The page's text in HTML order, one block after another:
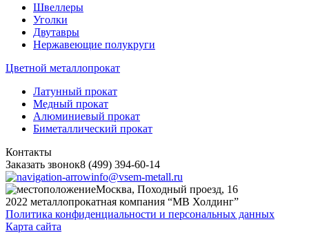
Швеллеры
Уголки
Двутавры
Нержавеющие полукруги
Цветной металлопрокат
Латунный прокат
Медный прокат
Алюминиевый прокат
Биметаллический прокат
Контакты
Заказать звонок8 (499) 394-60-14
info@vsem-metall.ru
Москва, Походный проезд, 16
2022 металлопрокатная компания “MB Холдинг”
Политика конфиденциальности и персональных данных
Карта сайта